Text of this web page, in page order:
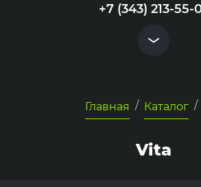
+7 (343) 213-55-
Главная / Каталог /
Vita